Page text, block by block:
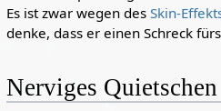
Es ist zwar wegen des Skin-
denke, dass er einen Schreck
Nerviges Quietschen